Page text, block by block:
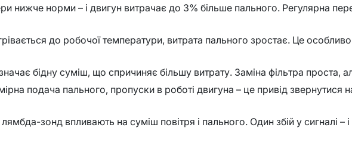
нижче норми – і двигун витрачає до 3% більше пального. Регулярна
до робочої температури, витрата пального зростає. Це особливо
бідну суміш, що спричиняє більшу витрату. Заміна фільтра проста,
подача пального, пропуски в роботі двигуна – це привід звернутися
зонд впливають на суміш повітря і пального. Один збій у сигналі –